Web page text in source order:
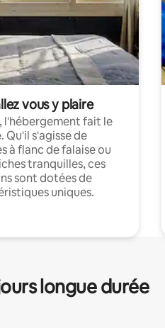
vous y plaire
l'hébergement fait le
Qu'il s'agisse de
à flanc de falaise ou
tranquilles, ces
sont dotées de
uniques.
longue durée